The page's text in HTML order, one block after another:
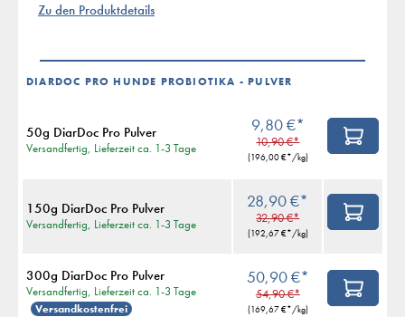
Zu den Produktdetails
DIARDOC PRO HUNDE PROBIOTIKA - PULVER
50g DiarDoc Pro Pulver
Versandfertig, Lieferzeit ca. 1-3 Tage
9,80 €*
10,90 €*
(196,00 €*/kg)
150g DiarDoc Pro Pulver
Versandfertig, Lieferzeit ca. 1-3 Tage
28,90 €*
32,90 €*
(192,67 €*/kg)
300g DiarDoc Pro Pulver
Versandfertig, Lieferzeit ca. 1-3 Tage
Versandkostenfrei
50,90 €*
54,90 €*
(169,67 €*/kg)